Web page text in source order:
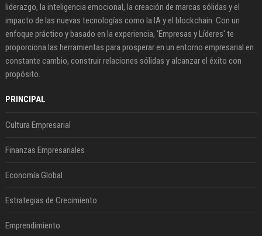
liderazgo, la inteligencia emocional, la creación de marcas sólidas y el
impacto de las nuevas tecnologías como la IA y el blockchain. Con un
enfoque práctico y basado en la experiencia, 'Empresas y Líderes' te
proporciona las herramientas para prosperar en un entorno empresarial en
constante cambio, construir relaciones sólidas y alcanzar el éxito con
propósito.
PRINCIPAL
Cultura Empresarial
Finanzas Empresariales
Economía Global
Estrategias de Crecimiento
Emprendimiento